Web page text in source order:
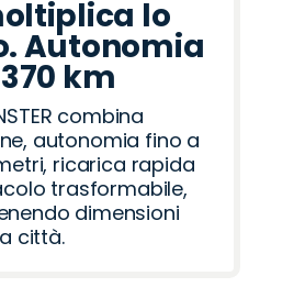
lo
Autonomia
km
combina
autonomia fino a
ricarica rapida
trasformabile,
dimensioni
città.